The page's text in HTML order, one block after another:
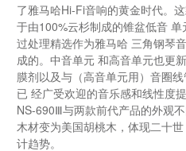
了雅马哈Hi-Fi音响的黄金时代。
于由100%云杉制成的锥盆低音
过处理精选作为雅马哈 三角钢琴
成的。中音单元 和高音单元也更
膜剂以及与（高音单元用）音圈
已 经广受欢迎的音乐感和线性度
NS-690Ⅲ与两款前代产品的外观
木材变为美国胡桃木，体现二十
计趋势。